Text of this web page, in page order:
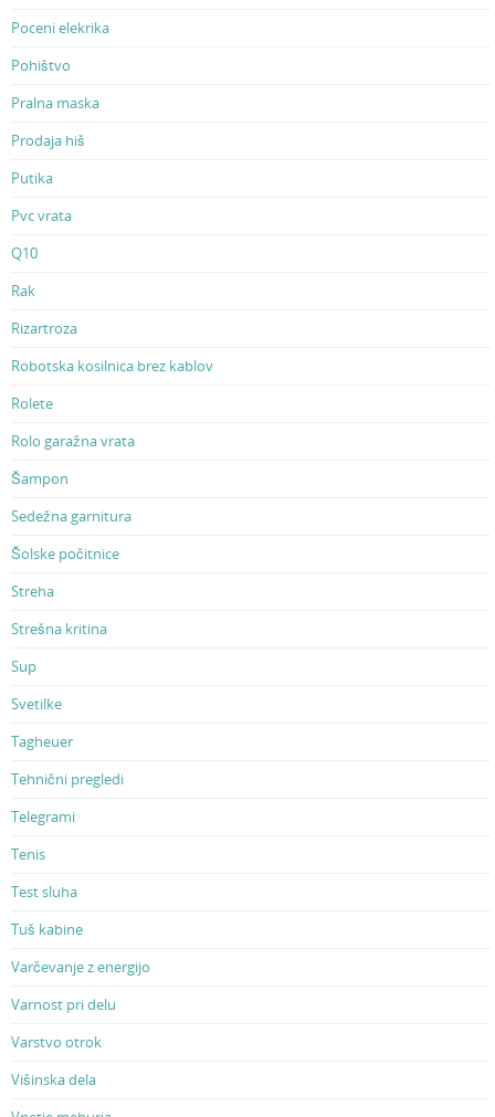
Poceni elekrika
Pohištvo
Pralna maska
Prodaja hiš
Putika
Pvc vrata
Q10
Rak
Rizartroza
Robotska kosilnica brez kablov
Rolete
Rolo garažna vrata
Šampon
Sedežna garnitura
Šolske počitnice
Streha
Strešna kritina
Sup
Svetilke
Tagheuer
Tehnični pregledi
Telegrami
Tenis
Test sluha
Tuš kabine
Varčevanje z energijo
Varnost pri delu
Varstvo otrok
Višinska dela